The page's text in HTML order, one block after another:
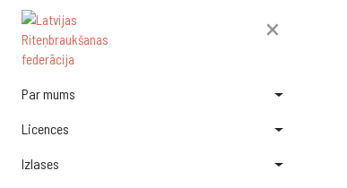
×
Par mums
Licences
Izlases